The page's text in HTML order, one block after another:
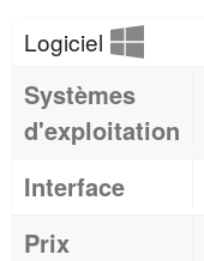
Logiciel
Systèmes
d'exploitation
Interface
Prix